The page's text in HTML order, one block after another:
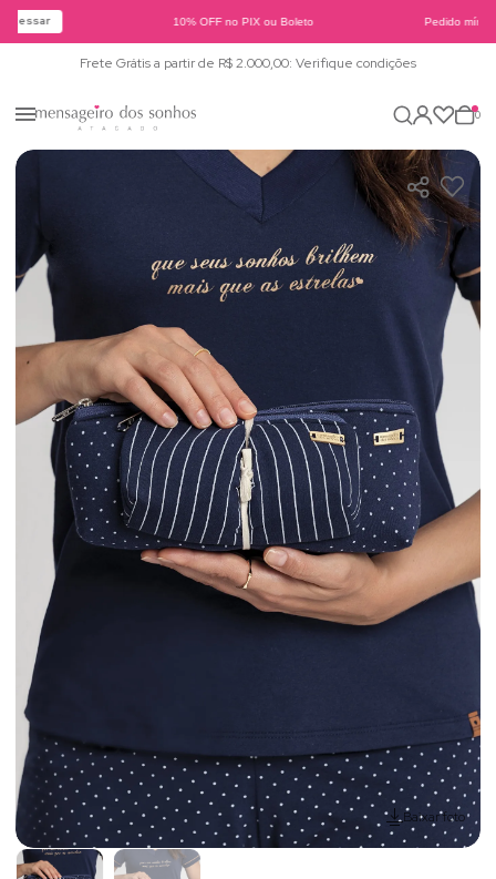
10% OFF no PIX ou Boleto Pedido
Frete Grátis a partir de R$ 2.000,00: Verifique condições
0
Baixar foto